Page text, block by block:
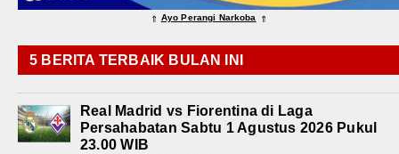
⇑ Ayo Perangi Narkoba ⇑
5 BERITA TERBAIK BULAN INI
Real Madrid vs Fiorentina di Laga
Persahabatan Sabtu 1 Agustus 2026 Pukul
23.00 WIB